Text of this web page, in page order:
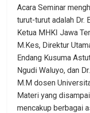
Acara Seminar
turut-turut adalah Dr.
Ketua MHKI Jawa
M.Kes, Direktur
Endang Kusuma
Ngudi Waluyo, dan
M.M dosen
Materi yang
mencakup berbagai